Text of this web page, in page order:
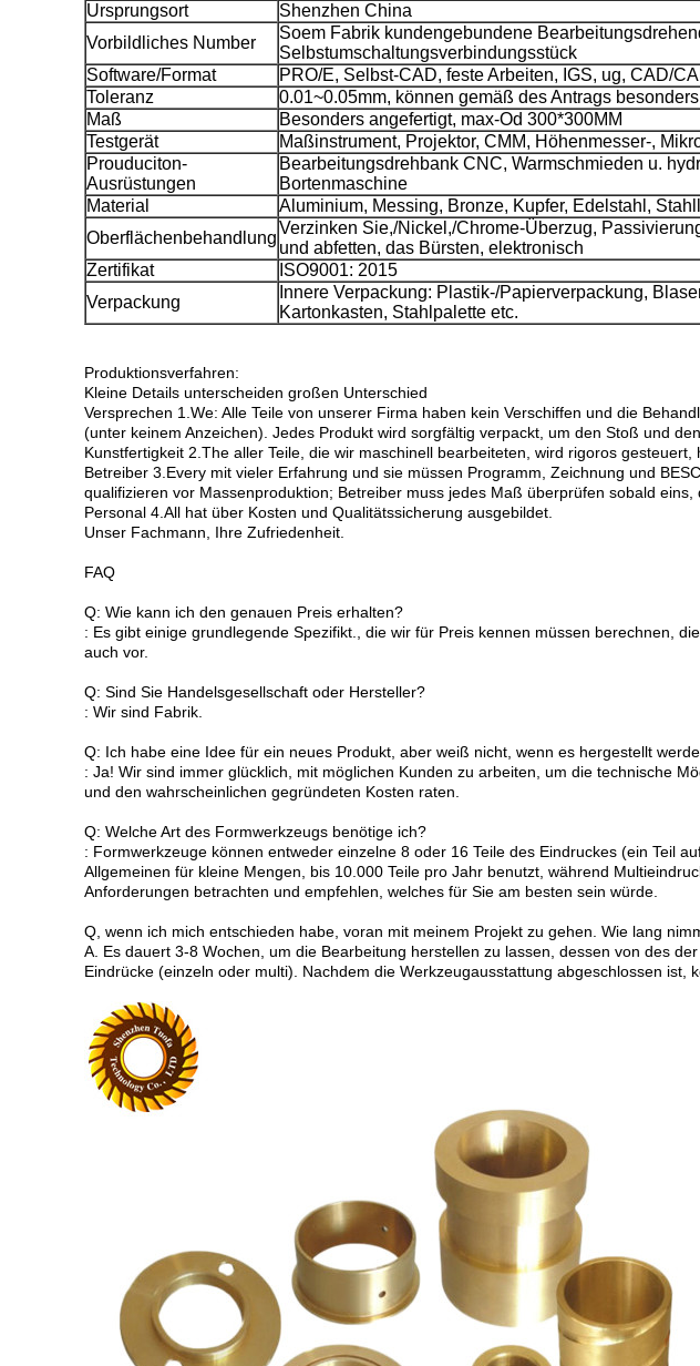
Ursprungsort
Shenzhen China
Vorbildliches Number
Soem Fabrik kundengebundene
Selbstumschaltungsverbindungsstück
Software/Format
PRO/E, Selbst-CAD, feste Arbeiten, IGS, ug, CAD/
Toleranz
0.01~0.05mm, können gemäß des Antrags
Maß
Besonders angefertigt, max-Od 300*300MM
Testgerät
Maßinstrument, Projektor, CMM, Höhenmesser-,
Prouduciton-
Ausrüstungen
Bearbeitungsdrehbank CNC, Warmschmieden u.
Bortenmaschine
Material
Aluminium, Messing, Bronze, Kupfer, Edelstahl,
Oberflächenbehandlung
Verzinken Sie,/Nickel,/Chrome-Überzug,
und abfetten, das Bürsten, elektronisch
Zertifikat
ISO9001: 2015
Verpackung
Innere Verpackung: Plastik-/Papierverpackung,
Kartonkasten, Stahlpalette etc.
Produktionsverfahren:
Kleine Details unterscheiden großen Unterschied
Versprechen 1.We: Alle Teile von unserer Firma haben kein Verschiffen und die
(unter keinem Anzeichen). Jedes Produkt wird sorgfältig verpackt, um den Stoß und
Kunstfertigkeit 2.The aller Teile, die wir maschinell bearbeiteten, wird rigoros
Betreiber 3.Every mit vieler Erfahrung und sie müssen Programm, Zeichnung und
qualifizieren vor Massenproduktion; Betreiber muss jedes Maß überprüfen sobald
Personal 4.All hat über Kosten und Qualitätssicherung ausgebildet.
Unser Fachmann, Ihre Zufriedenheit.
FAQ
Q: Wie kann ich den genauen Preis erhalten?
: Es gibt einige grundlegende Spezifikt., die wir für Preis kennen müssen berechnen,
auch vor.
Q: Sind Sie Handelsgesellschaft oder Hersteller?
: Wir sind Fabrik.
Q: Ich habe eine Idee für ein neues Produkt, aber weiß nicht, wenn es hergestellt
: Ja! Wir sind immer glücklich, mit möglichen Kunden zu arbeiten, um die technische
und den wahrscheinlichen gegründeten Kosten raten.
Q: Welche Art des Formwerkzeugs benötige ich?
: Formwerkzeuge können entweder einzelne 8 oder 16 Teile des Eindruckes (ein Teil
Allgemeinen für kleine Mengen, bis 10.000 Teile pro Jahr benutzt, während
Anforderungen betrachten und empfehlen, welches für Sie am besten sein würde.
Q, wenn ich mich entschieden habe, voran mit meinem Projekt zu gehen. Wie lang
A. Es dauert 3-8 Wochen, um die Bearbeitung herstellen zu lassen, dessen von des
Eindrücke (einzeln oder multi). Nachdem die Werkzeugausstattung abgeschlossen